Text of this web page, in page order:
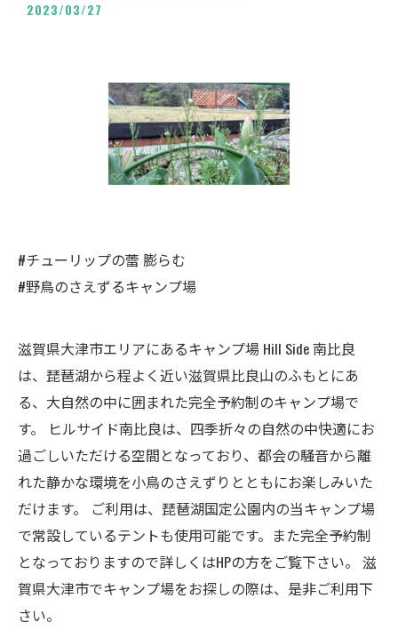
2023/03/27
#チューリップの蕾 膨らむ
#野鳥のさえずるキャンプ場
滋賀県大津市エリアにあるキャンプ場 Hill Side 南比良
は、琵琶湖から程よく近い滋賀県比良山のふもとにあ
る、大自然の中に囲まれた完全予約制のキャンプ場で
す。 ヒルサイド南比良は、四季折々の自然の中快適にお
過ごしいただける空間となっており、都会の騒音から離
れた静かな環境を小鳥のさえずりとともにお楽しみいた
だけます。 ご利用は、琵琶湖国定公園内の当キャンプ場
で常設しているテントも使用可能です。また完全予約制
となっておりますので詳しくはHPの方をご覧下さい。 滋
賀県大津市でキャンプ場をお探しの際は、是非ご利用下
さい。